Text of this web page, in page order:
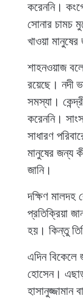
করেননি।
সোনার চামচ
খাওয়া
শাহনওয়াজ
রয়েছে। নদী
সমস্যা।
করেননি।
সাধারণ
মানুষের জন্য
জানি।
দক্ষিণ মালদহ
প্রতিক্রিয়া
হয়। কিন্তু
এদিন বিকেলে
হোসেন।
হাসানুজ্জামান